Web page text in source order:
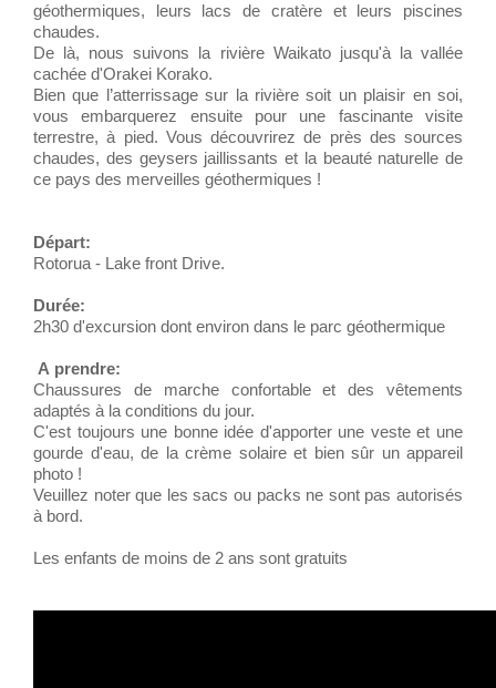
géothermiques, leurs lacs de cratère et leurs piscines
chaudes.
De là, nous suivons la rivière Waikato jusqu'à la vallée
cachée d'Orakei Korako.
Bien que l’atterrissage sur la rivière soit un plaisir en soi,
vous embarquerez ensuite pour une fascinante visite
terrestre, à pied. Vous découvrirez de près des sources
chaudes, des geysers jaillissants et la beauté naturelle de
ce pays des merveilles géothermiques !
Départ:
Rotorua - Lake front Drive.
Durée:
2h30 d'excursion dont environ dans le parc géothermique
A prendre:
Chaussures de marche confortable et des vêtements
adaptés à la conditions du jour.
C'est toujours une bonne idée d'apporter une veste et une
gourde d'eau, de la crème solaire et bien sûr un appareil
photo !
Veuillez noter que les sacs ou packs ne sont pas autorisés
à bord.
Les enfants de moins de 2 ans sont gratuits